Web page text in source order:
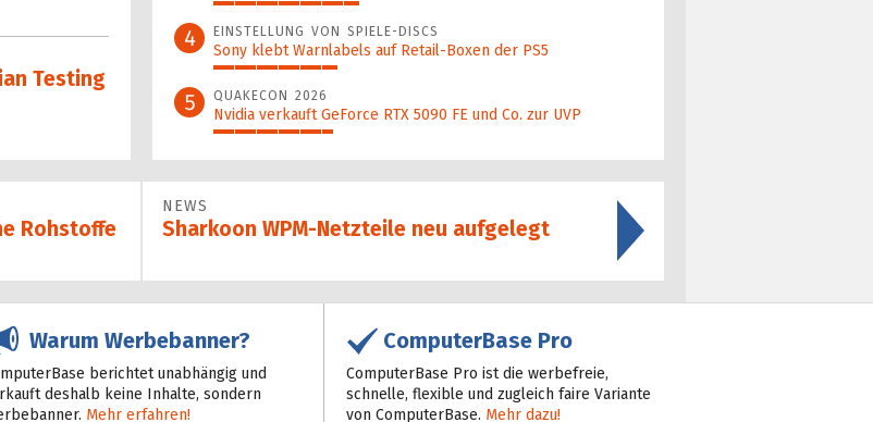
Testing
34%
4 EINSTELLUNG VON SPIELE-DISCS
Sony klebt Warnlabels auf Retail-Boxen der PS5
29%
5 QUAKECON 2026
Nvidia verkauft GeForce RTX 5090 FE und Co. zur UVP
28%
Rohstoffe
NEWS
Sharkoon WPM-Netzteile neu aufgelegt
Warum Werbebanner?
berichtet unabhängig und
deshalb keine Inhalte, sondern
Mehr erfahren!
ComputerBase Pro
ComputerBase Pro ist die werbefreie,
schnelle, flexible und zugleich faire Variante
von ComputerBase. Mehr dazu!